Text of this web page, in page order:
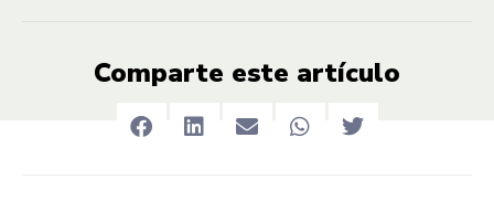
Comparte este artículo